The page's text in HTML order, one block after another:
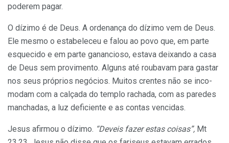
poderem pagar.
O dízimo é de Deus. A ordenança do dízimo vem de Deus.
Ele mesmo o estabe­leceu e falou ao povo que, em parte
esque­cido e em parte ganancioso, estava deixan­do a casa
de Deus sem provimento. Alguns até roubavam para gastar
nos seus pró­prios negócios. Muitos crentes não se inco­
modam com a calçada do templo rachada, com as paredes
manchadas, a luz deficien­te e as contas vencidas.
Jesus afirmou o dízimo. “Deveis fazer estas coisas”, Mt